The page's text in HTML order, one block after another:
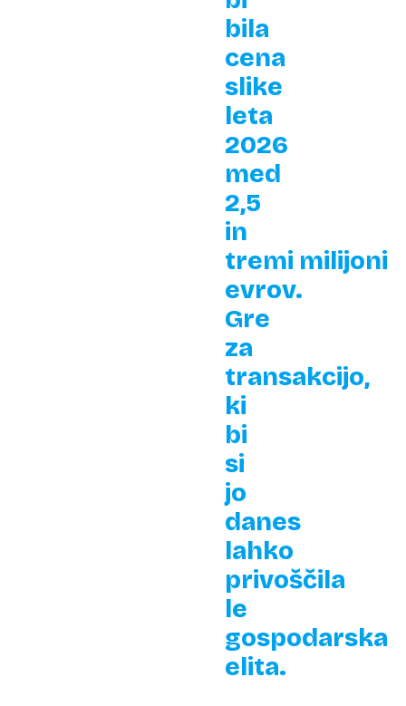
bila
cena
slike
leta
2026
med
2,5
in
tremi milijoni
evrov.
Gre
za
transakcijo,
ki
bi
si
jo
danes
lahko
privoščila
le
gospodarska
elita.